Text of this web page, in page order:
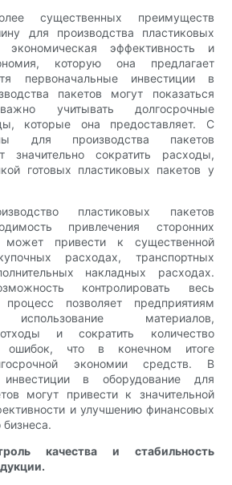
существенных преимуществ
для производства пластиковых
экономическая эффективность и
которую она предлагает
первоначальные инвестиции в
пакетов могут показаться
учитывать долгосрочные
которые она предоставляет. С
для производства пакетов
значительно сократить расходы,
готовых пластиковых пакетов у
пластиковых пакетов
привлечения сторонних
может привести к существенной
расходах, транспортных
накладных расходах.
контролировать весь
процесс позволяет предприятиям
использование материалов,
и сократить количество
ошибок, что в конечном итоге
экономии средств. В
в оборудование для
могут привести к значительной
и улучшению финансовых
бизнеса.
качества и стабильность